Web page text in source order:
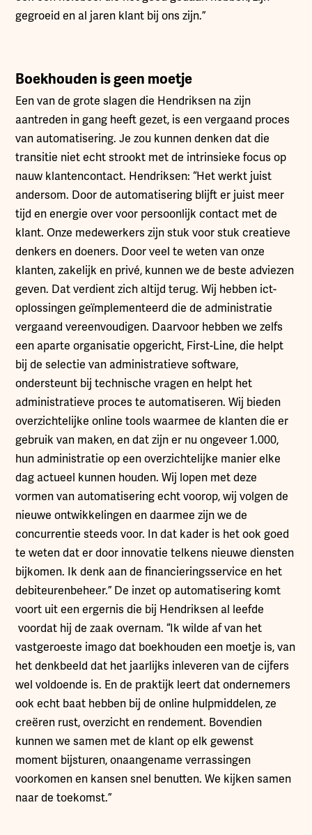
gegroeid en al jaren klant bij ons zijn.”
Boekhouden is geen moetje
Een van de grote slagen die Hendriksen na zijn
aantreden in gang heeft gezet, is een vergaand proces
van automatisering. Je zou kunnen denken dat die
transitie niet echt strookt met de intrinsieke focus op
nauw klantencontact. Hendriksen: “Het werkt juist
andersom. Door de automatisering blijft er juist meer
tijd en energie over voor persoonlijk contact met de
klant. Onze medewerkers zijn stuk voor stuk creatieve
denkers en doeners. Door veel te weten van onze
klanten, zakelijk en privé, kunnen we de beste adviezen
geven. Dat verdient zich altijd terug. Wij hebben ict-
oplossingen geïmplementeerd die de administratie
vergaand vereenvoudigen. Daarvoor hebben we zelfs
een aparte organisatie opgericht, First-Line, die helpt
bij de selectie van administratieve software,
ondersteunt bij technische vragen en helpt het
administratieve proces te automatiseren. Wij bieden
overzichtelijke online tools waarmee de klanten die er
gebruik van maken, en dat zijn er nu ongeveer 1.000,
hun administratie op een overzichtelijke manier elke
dag actueel kunnen houden. Wij lopen met deze
vormen van automatisering echt voorop, wij volgen de
nieuwe ontwikkelingen en daarmee zijn we de
concurrentie steeds voor. In dat kader is het ook goed
te weten dat er door innovatie telkens nieuwe diensten
bijkomen. Ik denk aan de financieringsservice en het
debiteurenbeheer.” De inzet op automatisering komt
voort uit een ergernis die bij Hendriksen al leefde
voordat hij de zaak overnam. “Ik wilde af van het
vastgeroeste imago dat boekhouden een moetje is, van
het denkbeeld dat het jaarlijks inleveren van de cijfers
wel voldoende is. En de praktijk leert dat ondernemers
ook echt baat hebben bij de online hulpmiddelen, ze
creëren rust, overzicht en rendement. Bovendien
kunnen we samen met de klant op elk gewenst
moment bijsturen, onaangename verrassingen
voorkomen en kansen snel benutten. We kijken samen
naar de toekomst.”